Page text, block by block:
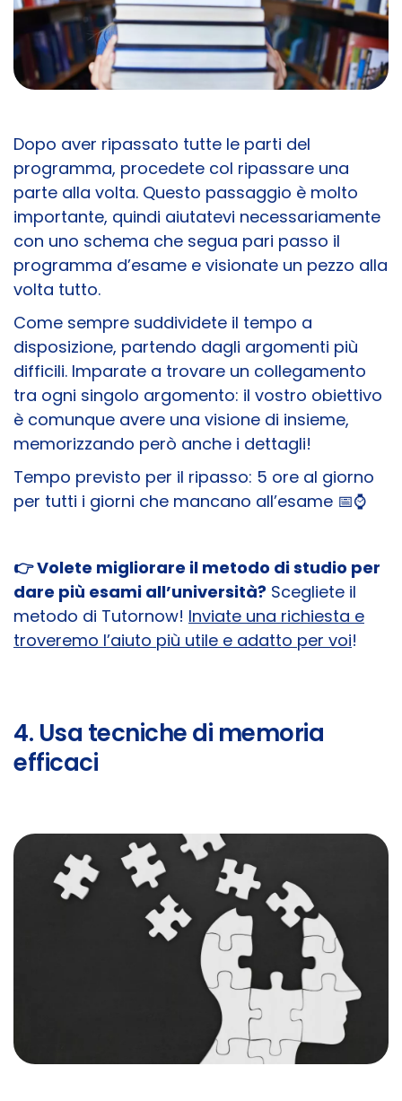
Dopo aver ripassato tutte le parti del
programma, procedete col ripassare una
parte alla volta. Questo passaggio è molto
importante, quindi aiutatevi necessariamente
con uno schema che segua pari passo il
programma d’esame e visionate un pezzo alla
volta tutto.
Come sempre suddividete il tempo a
disposizione, partendo dagli argomenti più
difficili. Imparate a trovare un collegamento
tra ogni singolo argomento: il vostro obiettivo
è comunque avere una visione di insieme,
memorizzando però anche i dettagli!
Tempo previsto per il ripasso: 5 ore al giorno
per tutti i giorni che mancano all’esame 📅​⌚​
👉 ​Volete migliorare il metodo di studio per
dare più esami all’università? Scegliete il
metodo di Tutornow! Inviate una richiesta e
troveremo l’aiuto più utile e adatto per voi!
4. Usa tecniche di memoria
efficaci